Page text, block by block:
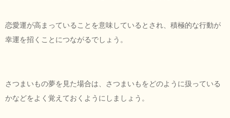
恋愛運が高まっていることを意味しているとされ、積極的な行動が
幸運を招くことにつながるでしょう。
さつまいもの夢を見た場合は、さつまいもをどのように扱っている
かなどをよく覚えておくようにしましょう。